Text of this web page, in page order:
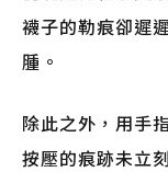
襪子的勒痕卻遲
腫。
除此之外，用手
按壓的痕跡未立